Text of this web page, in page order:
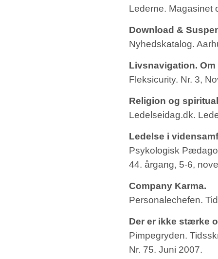
Lederne. Magasinet
Download &
Nyhedskatalog.
Livsnavigation.
Fleksicurity. Nr. 3,
Religion og
Ledelseidag.dk.
Ledelse i
Psykologisk
44. årgang, 5-6,
Company Karma.
Personalechefen.
Der er ikke stærke
Pimpegryden.
Nr. 75. Juni 2007.